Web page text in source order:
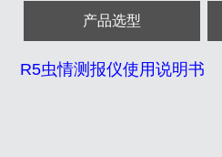
产品选型
R5虫情测报仪使用说明书